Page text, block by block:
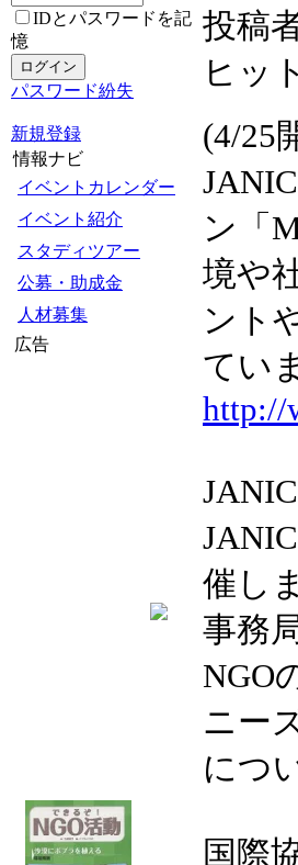
IDとパスワードを記
憶
パスワード紛失
新規登録
情報ナビ
イベントカレンダー
イベント紹介
スタディツアー
公募・助成金
人材募集
広告
投稿
ヒット
(4/25
ン「
境や
ント
てい
http://
催し
事務
NGO
ニー
につ
国際